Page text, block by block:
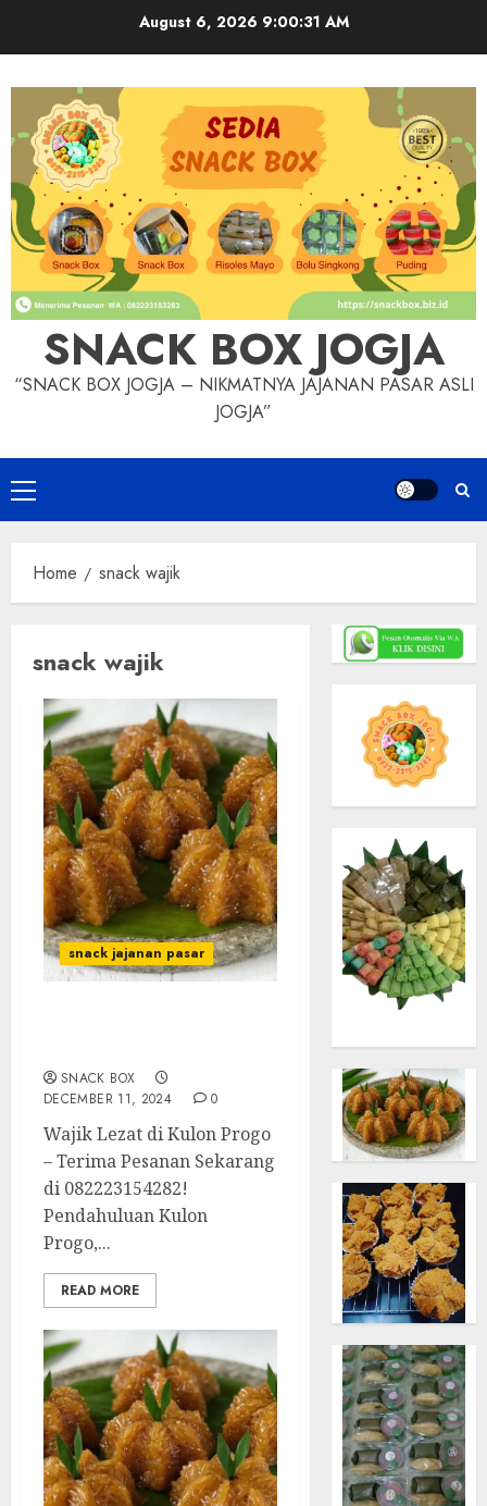
August 6, 2026 9:00:32 AM
SNACK BOX JOGJA
“SNACK BOX JOGJA – NIKMATNYA JAJANAN PASAR ASLI
JOGJA”
Primary
Menu
Home snack wajik
snack wajik
snack jajanan pasar
SNACK BOX
DECEMBER 11, 2024
0
Wajik Lezat di Kulon Progo
– Terima Pesanan Sekarang
di 082223154282!
Pendahuluan Kulon
Progo,...
READ MORE